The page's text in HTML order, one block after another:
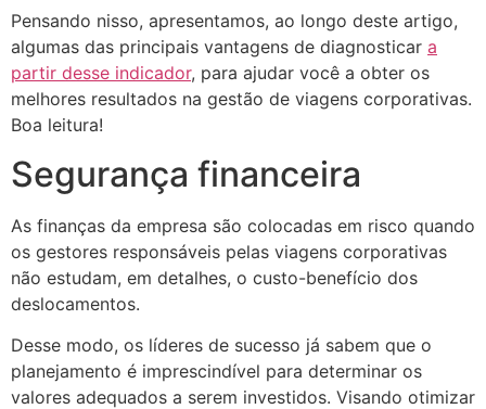
Pensando nisso, apresentamos, ao longo deste artigo,
algumas das principais vantagens de diagnosticar a
partir desse indicador, para ajudar você a obter os
melhores resultados na gestão de viagens corporativas.
Boa leitura!
Segurança financeira
As finanças da empresa são colocadas em risco quando
os gestores responsáveis pelas viagens corporativas
não estudam, em detalhes, o custo-benefício dos
deslocamentos.
Desse modo, os líderes de sucesso já sabem que o
planejamento é imprescindível para determinar os
valores adequados a serem investidos. Visando otimizar